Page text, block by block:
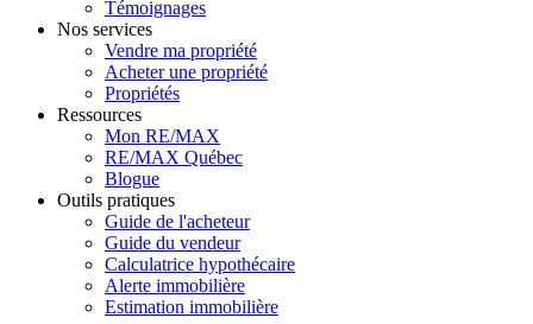
Témoignages
Nos services
Vendre ma propriété
Acheter une propriété
Propriétés
Ressources
Mon RE/MAX
RE/MAX Québec
Blogue
Outils pratiques
Guide de l'acheteur
Guide du vendeur
Calculatrice hypothécaire
Alerte immobilière
Estimation immobilière